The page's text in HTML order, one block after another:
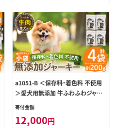
a1051-B ＜保存料・着色料 不使用
＞愛犬用無添加 牛ふわふわジャー
キー4袋(1袋50g・合計200g)【Nフー
ドッグ ペット フード エサ おやつ ご
寄付金額
12,000円